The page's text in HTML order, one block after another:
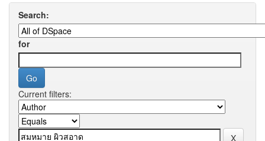
Search:
for
Current filters: